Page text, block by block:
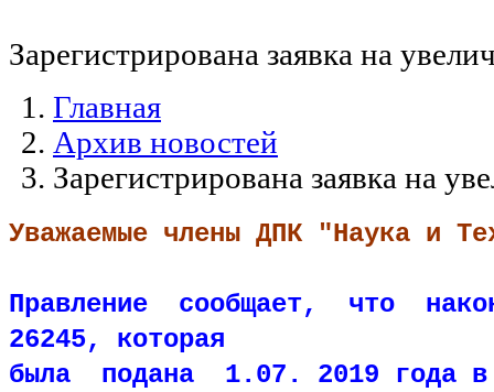
Зарегистрирована заявка на
Главная
Архив новостей
Зарегистрирована заявка на
Уважаемые члены ДПК "Наука и
Правление сообщает, что
26245, которая
была подана 1.07. 2019 года в